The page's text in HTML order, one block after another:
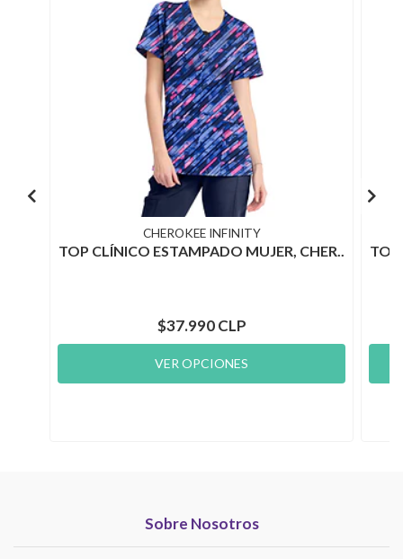
CHEROKEE INFINITY
TOP CLÍNICO ESTAMPADO MUJER, CHER..
$37.990 CLP
VER OPCIONES
TOP
Sobre Nosotros